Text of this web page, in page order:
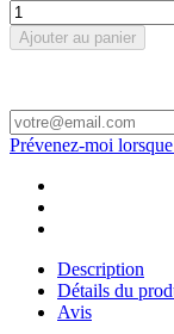
Ajouter au panier
Prévenez-moi
Description
Détails du
Avis